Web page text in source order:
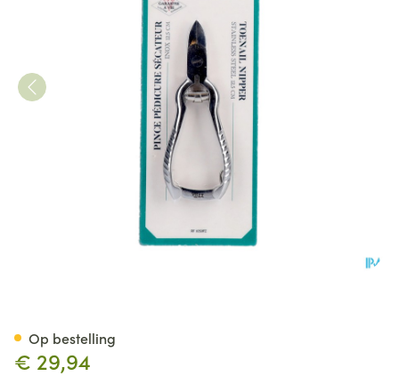
€ 29,94
Op bestelling